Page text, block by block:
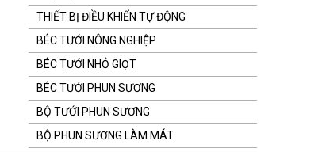
THIẾT BỊ ĐIỀU KHIỂN TỰ ĐỘNG
BÉC TƯỚI NÔNG NGHIỆP
BÉC TƯỚI NHỎ GIỌT
BÉC TƯỚI PHUN SƯƠNG
BỘ TƯỚI PHUN SƯƠNG
BỘ PHUN SƯƠNG LÀM MÁT